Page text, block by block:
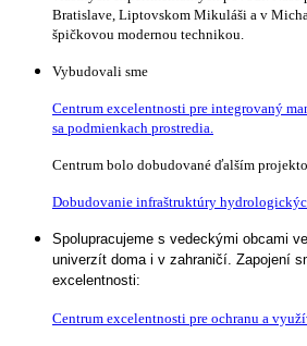
Bratislave, Liptovskom Mikuláši a v
špičkovou modernou technikou.
Vybudovali sme
Centrum excelentnosti pre integrovaný
sa podmienkach prostredia.
Centrum bolo dobudované ďalším
Dobudovanie infraštruktúry
Spolupracujeme s vedeckými obcami
univerzít doma i v zahraničí. Zapojení
excelentnosti:
Centrum excelentnosti pre ochranu a